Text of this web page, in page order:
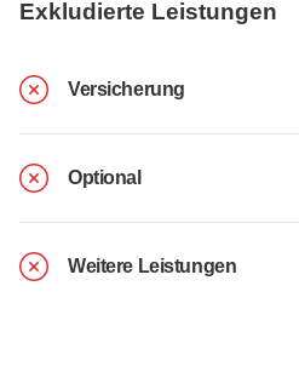
Exkludierte Leistungen
Versicherung
Optional
Weitere Leistungen